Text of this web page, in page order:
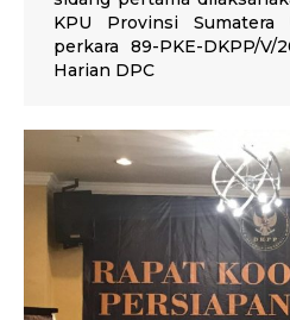
KPU Provinsi Sumatera
perkara 89-PKE-DKPP/
Harian DPC